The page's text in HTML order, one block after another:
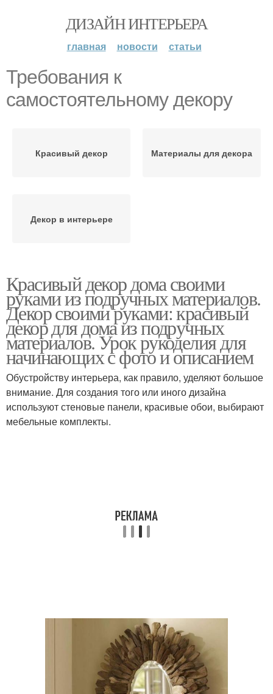
ДИЗАЙН ИНТЕРЬЕРА
главная новости статьи
Требования к
самостоятельному декору
Красивый декор Материалы для декора
Декор в интерьере
Красивый декор дома своими
руками из подручных материалов.
Декор своими руками: красивый
декор для дома из подручных
материалов. Урок рукоделия для
начинающих с фото и описанием
Обустройству интерьера, как правило, уделяют большое
внимание. Для создания того или иного дизайна
используют стеновые панели, красивые обои, выбирают
мебельные комплекты.